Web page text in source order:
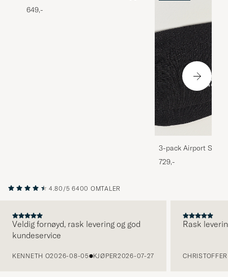
649,-
3-pack Airport
Melange
729,-
4.80/5 6400 OMTALER
Veldig fornøyd, rask levering og god
kundeservice
KENNETH O2026-08-05 KJØPER2026-07-27
Rask